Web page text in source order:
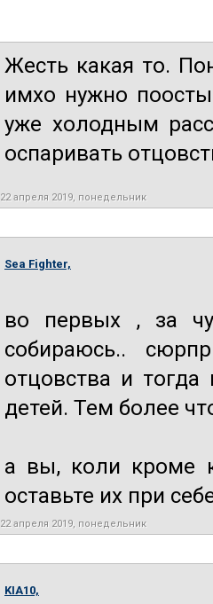
Жесть какая то.
имхо нужно
уже холодным
оспаривать
22 апреля 2019, понедельник
Sea Fighter,
во первых , за
собираюсь..
отцовства и
детей. Тем более
а вы, коли кроме
оставьте их при
22 апреля 2019, понедельник
KIA10,